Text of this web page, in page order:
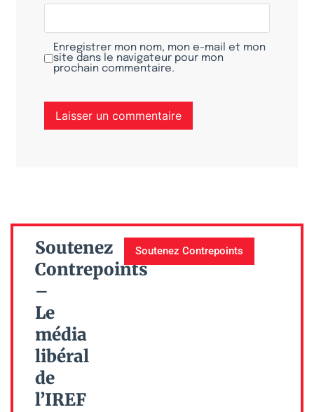
Enregistrer mon nom, mon e-mail et mon
site dans le navigateur pour mon
prochain commentaire.
Soutenez
Contrepoints
–
Le
média
libéral
de
l’IREF
Soutenez Contrepoints